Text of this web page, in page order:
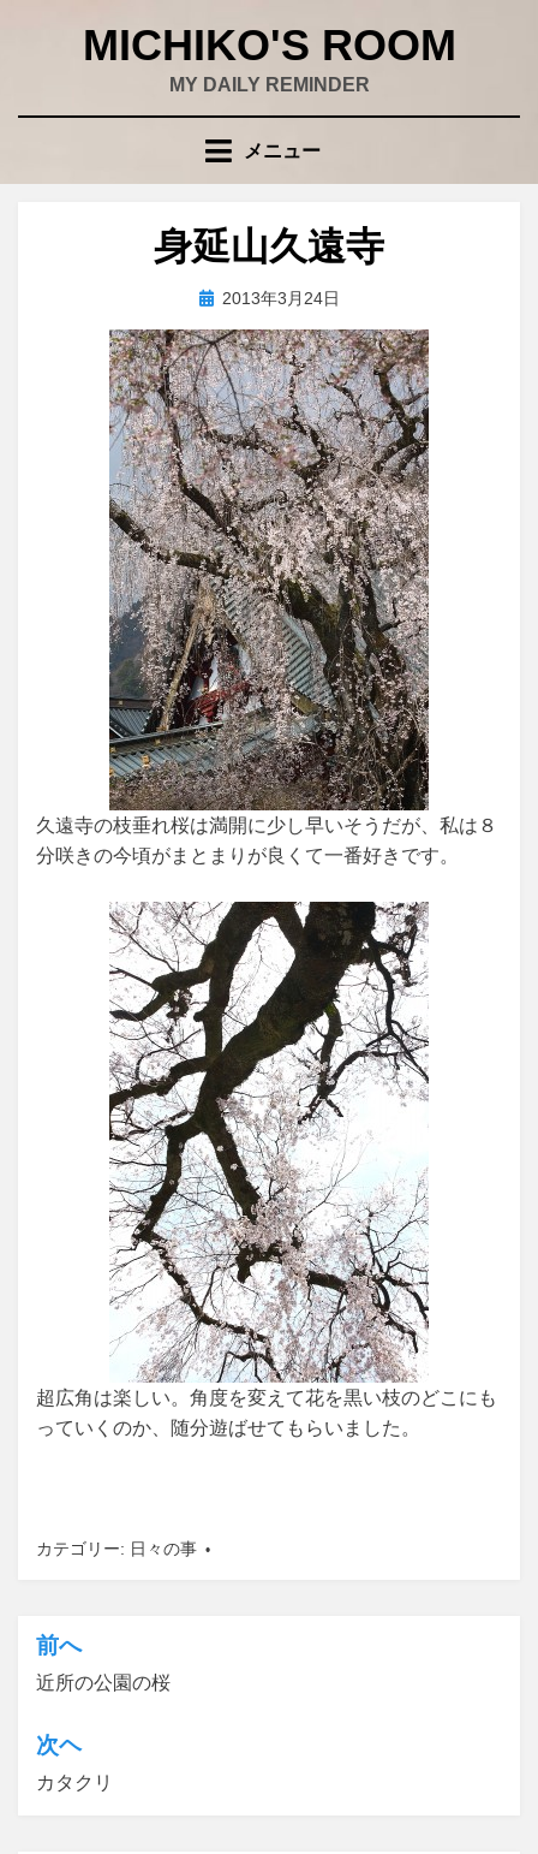
MICHIKO'S ROOM
MY DAILY REMINDER
メニュー
身延山久遠寺
投稿者wad
投
日:
2013年3月24日
久遠寺の枝垂れ桜は満開に少し早いそうだが、私は８
分咲きの今頃がまとまりが良くて一番好きです。
超広角は楽しい。角度を変えて花を黒い枝のどこにも
っていくのか、随分遊ばせてもらいました。
カテゴリー: 日々の事
投
稿
ナ
ビ
前へ
近所の公園の桜
次ヘ
カタクリ